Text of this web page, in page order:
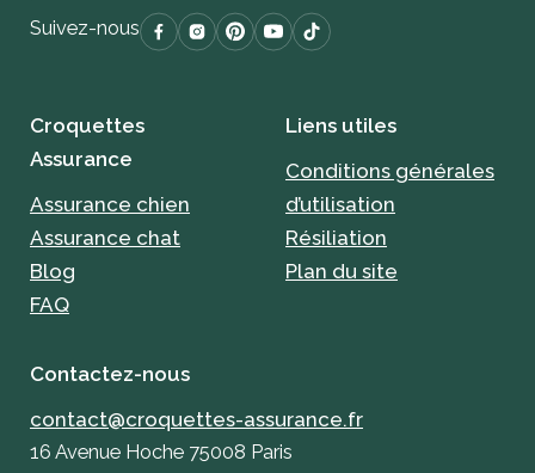
Suivez-nous
Croquettes
Assurance
Assurance chien
Assurance chat
Blog
FAQ
Liens utiles
Conditions générales
d’utilisation
Résiliation
Plan du site
Contactez-nous
contact@croquettes-assurance.fr
16 Avenue Hoche 75008 Paris